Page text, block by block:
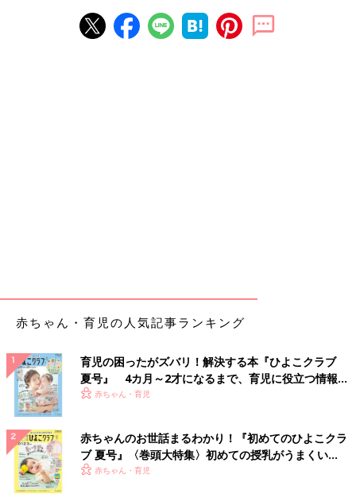
赤ちゃん・育児の人気記事ランキング
育児の困ったがズバリ！解決する本『ひよこクラブ
夏号』 4カ月～2才になるまで、育児に役立つ情報が
いっぱい！
赤ちゃん・育児
赤ちゃんのお世話まるわかり！『初めてのひよこクラ
ブ 夏号』〈巻頭大特集〉初めての授乳がうまくい
く！ おっぱい・ミルクの基本と夏のトラブル 解決テ
赤ちゃん・育児